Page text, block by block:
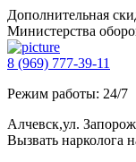
Дополнительная
Министерства
8 (969) 777-39-11
Режим работы: 24/7
Алчевск,ул.
Вызвать нарколога